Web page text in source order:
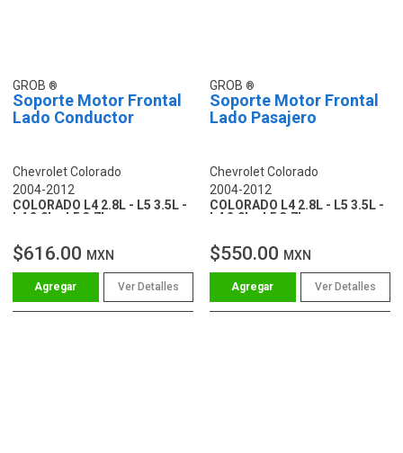
GROB
Soporte Motor Frontal
Lado Conductor
Chevrolet Colorado
2004-2012
COLORADO L4 2.8L - L5 3.5L -
L4 2.9L - L5 3.7L
$616.00 MXN
Ver Detalles
GROB
Soporte Motor Frontal
Lado Pasajero
Chevrolet Colorado
2004-2012
COLORADO L4 2.8L - L5 3.5L -
L4 2.9L - L5 3.7L
$550.00 MXN
Ver Detalles